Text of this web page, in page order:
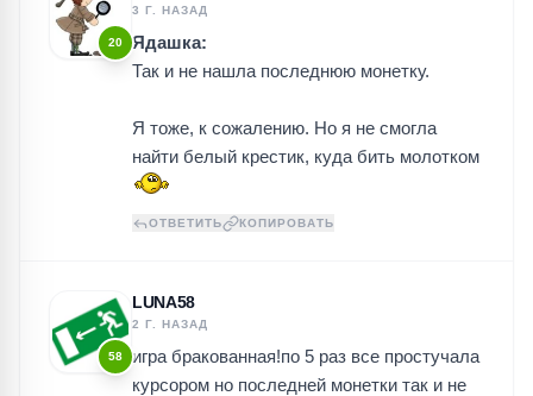
20
3 Г. НАЗАД
Ядашка:
Так и не нашла последнюю монетку.
Я тоже, к сожалению. Но я не смогла
найти белый крестик, куда бить молотком
ОТВЕТИТЬ КОПИРОВАТЬ
58
LUNA58
2 Г. НАЗАД
игра бракованная!по 5 раз все простучала
курсором но последней монетки так и не